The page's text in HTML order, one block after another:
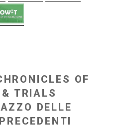
OF
& TRIALS
DELLE